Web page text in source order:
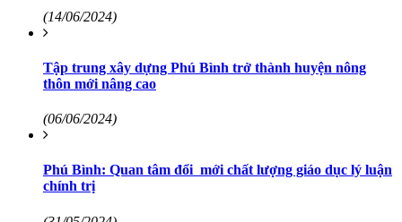
(14/06/2024)
Tập trung xây dựng Phú Bình trở thành huyện nông
thôn mới nâng cao
(06/06/2024)
Phú Bình: Quan tâm đổi mới chất lượng giáo dục lý luận
chính trị